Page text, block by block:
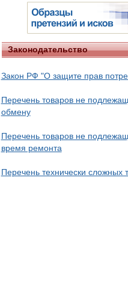
Законодательство
Закон РФ "О защите прав
Перечень товаров не
обмену
Перечень товаров не
время ремонта
Перечень технически сложных